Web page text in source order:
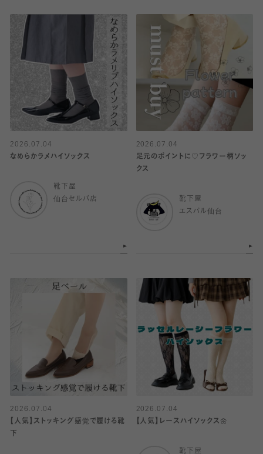
2026.07.04
なめらかラメハイソックス
靴下屋
仙台セルバ店
2026.07.04
足元のポイントに♡フラワー柄ソッ
クス
靴下屋
エスパル仙台
2026.07.04
【人気】ストッキング感覚で履ける靴
下
2026.07.04
【人気】レースハイソックス🌼
靴下屋